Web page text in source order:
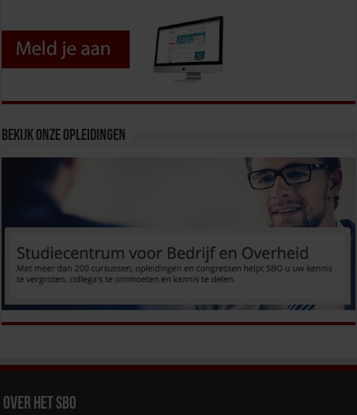
Bekijk onze opleidingen
Over het SBO